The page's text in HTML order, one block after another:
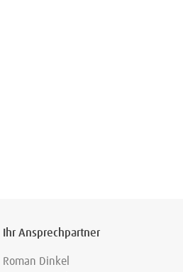
Ihr Ansprechpartner
Roman Dinkel